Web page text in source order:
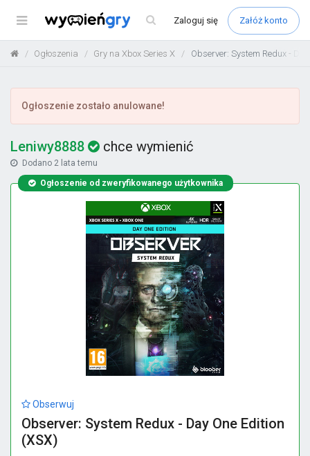
Menu Zaloguj się Załóż konto
Ogłoszenia Gry na Xbox Series X Observer: System Redux -
Ogłoszenie zostało anulowane!
Leniwy8888 chce wymienić
Dodano 2 lata temu
Ogłoszenie od zweryfikowanego użytkownika
Obserwuj
Observer: System Redux - Day One Edition
(XSX)